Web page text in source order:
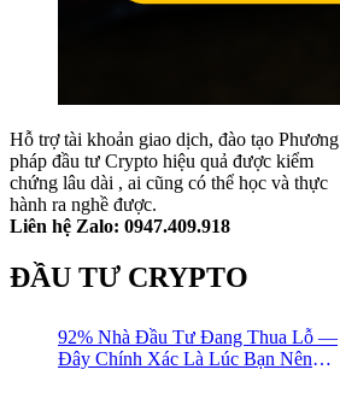
Hỗ trợ tài khoản giao dịch, đào tạo Phương
pháp đầu tư Crypto hiệu quả được kiểm
chứng lâu dài , ai cũng có thể học và thực
hành ra nghề được.
Liên hệ Zalo: 0947.409.918
ĐẦU TƯ CRYPTO
92% Nhà Đầu Tư Đang Thua Lỗ —
Đây Chính Xác Là Lúc Bạn Nên